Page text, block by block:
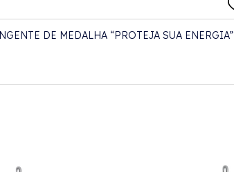
PINGENTE DE MEDALHA “PROTEJA SUA ENERGIA”